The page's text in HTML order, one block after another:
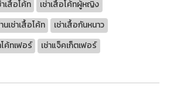
าเสื้อโค้ท
เช่าเสื้อโค้ทผู้หญิง
นเช่าเสื้อโค้ท
เช่าเสื้อกันหนาว
โค้ทเฟอร์ เช่าแจ็คเก็ตเฟอร์